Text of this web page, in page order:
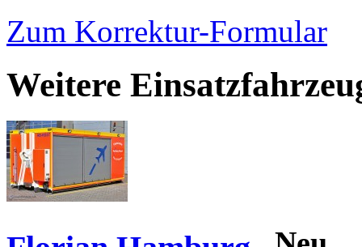
Zum Korrektur-Formular
Weitere